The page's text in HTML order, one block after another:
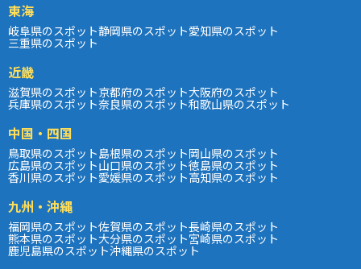
東海
岐阜県のスポット静岡県のスポット愛知県のスポット
三重県のスポット
近畿
滋賀県のスポット京都府のスポット大阪府のスポット
兵庫県のスポット奈良県のスポット和歌山県のスポット
中国・四国
鳥取県のスポット島根県のスポット岡山県のスポット
広島県のスポット山口県のスポット徳島県のスポット
香川県のスポット愛媛県のスポット高知県のスポット
九州・沖縄
福岡県のスポット佐賀県のスポット長崎県のスポット
熊本県のスポット大分県のスポット宮崎県のスポット
鹿児島県のスポット沖縄県のスポット